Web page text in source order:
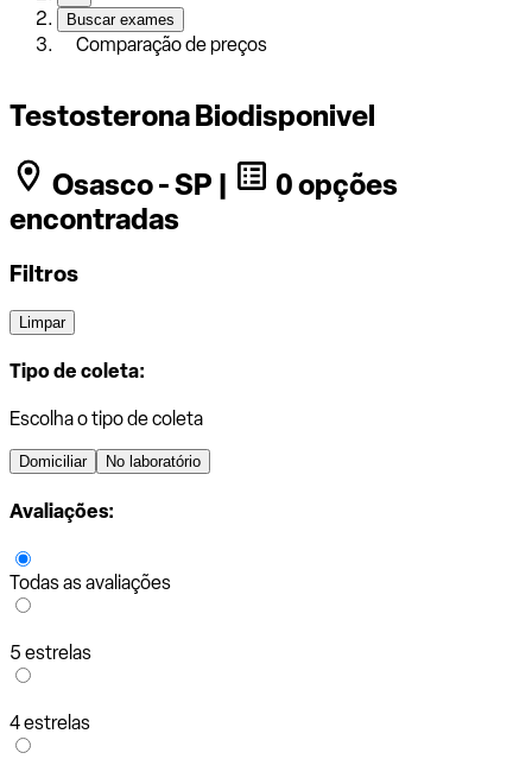
Buscar exames
Comparação de preços
Testosterona Biodisponivel
Osasco - SP |
0 opções
encontradas
Filtros
Limpar
Tipo de coleta:
Escolha o tipo de coleta
Domiciliar No laboratório
Avaliações:
Todas as avaliações
5 estrelas
4 estrelas